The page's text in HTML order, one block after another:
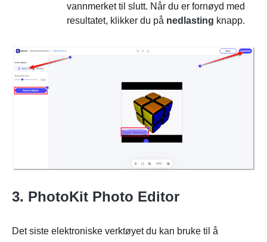
vannmerket til slutt. Når du er fornøyd med
resultatet, klikker du på nedlasting knapp.
3. PhotoKit Photo Editor
Det siste elektroniske verktøyet du kan bruke til å